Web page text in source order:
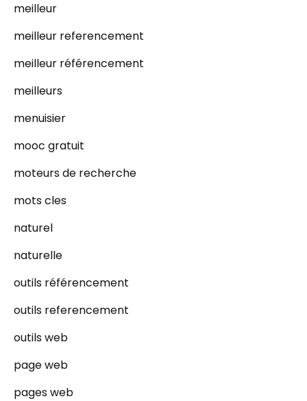
meilleur
meilleur referencement
meilleur référencement
meilleurs
menuisier
mooc gratuit
moteurs de recherche
mots cles
naturel
naturelle
outils référencement
outils referencement
outils web
page web
pages web